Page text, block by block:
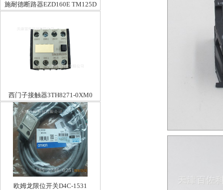
施耐德断路器EZD160E TM125D
西门子接触器3TH8271-0XM0
欧姆龙限位开关D4C-1531